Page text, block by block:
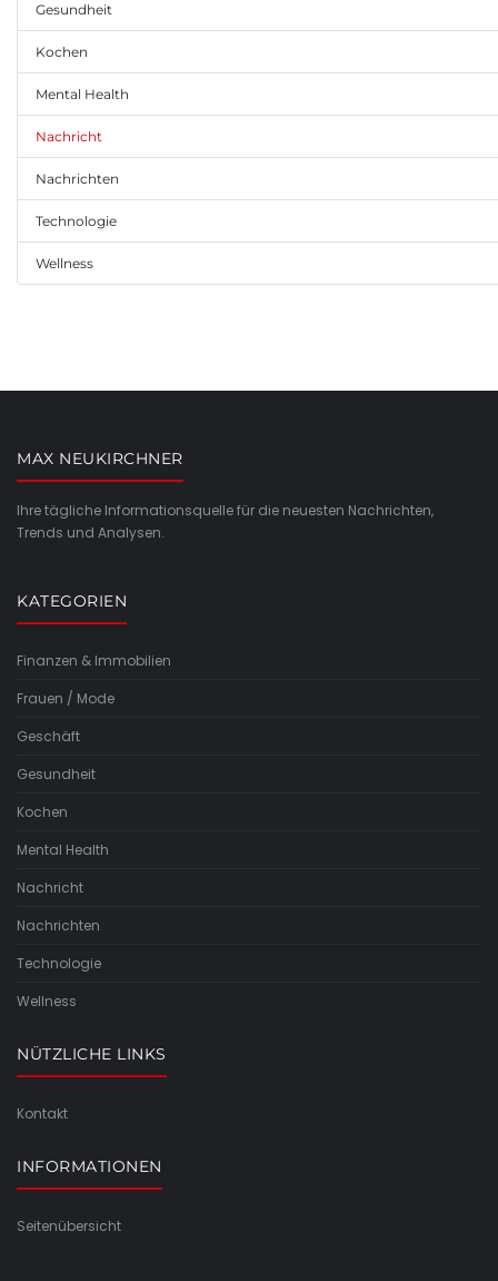
Gesundheit
Kochen
Mental Health
Nachricht
Nachrichten
Technologie
Wellness
MAX NEUKIRCHNER
Ihre tägliche Informationsquelle für die neuesten Nachrichten,
Trends und Analysen.
KATEGORIEN
Finanzen & Immobilien
Frauen / Mode
Geschäft
Gesundheit
Kochen
Mental Health
Nachricht
Nachrichten
Technologie
Wellness
NÜTZLICHE LINKS
Kontakt
INFORMATIONEN
Seitenübersicht